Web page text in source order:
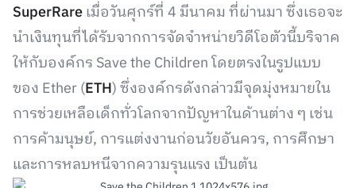
SuperRareเมื่อวันศุกร์ที่ 4 มีนาคม ที่ผ่านมา ซึ่งเธอจะ
นำเงินทุนที่ได้รับจากการจัดจำหน่ายวิดีโอตัวนี้บริจาค
ให้กับองค์กร Save the Children โดยตรงในรูปแบบ
ของ Ether (ETH) ซึ่งองค์กรดังกล่าวมีจุดมุ่งหมายใน
การช่วยเหลือเด็กทั่วโลกจากปัญหาในด้านต่าง ๆ เช่น
การค้ามนุษย์, การแต่งงานก่อนวัยอันควร, การศึกษา
และการหลบหนีจากความรุนแรง เป็นต้น